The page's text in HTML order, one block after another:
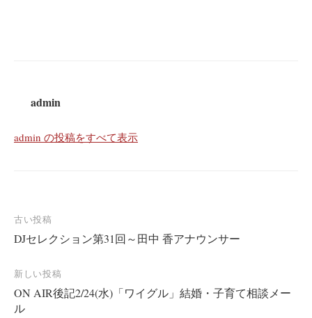
admin
admin の投稿をすべて表示
投
稿
ナ
ビ
ゲ
古い投稿
DJセレクション第31回～田中 香アナウンサー
新しい投稿
ON AIR後記2/24(水)「ワイグル」結婚・子育て相談メー
ル